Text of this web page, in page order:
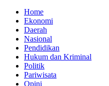
Home
Ekonomi
Daerah
Nasional
Pendidikan
Hukum dan Kriminal
Politik
Pariwisata
Opini